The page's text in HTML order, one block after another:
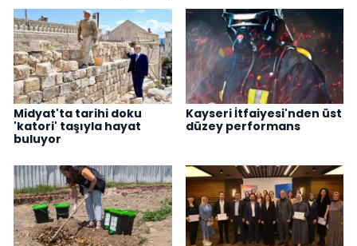
Midyat'ta tarihi doku
'katori' taşıyla hayat
buluyor
Kayseri İtfaiyesi'nden üst
düzey performans